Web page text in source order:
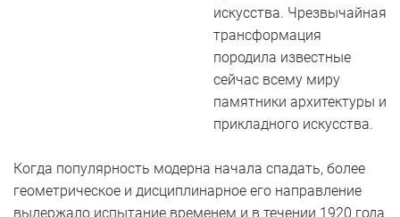
искусства. Чрезвычайная
трансформация
породила известные
сейчас всему миру
памятники архитектуры и
прикладного искусства.
Когда популярность модерна начала спадать, более
геометрическое и дисциплинарное его направление
выдержало испытание временем и в течении 1920 года